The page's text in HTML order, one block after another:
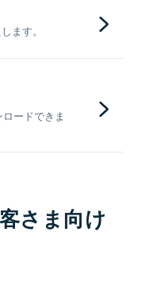
ます。
ードできま
さま向け